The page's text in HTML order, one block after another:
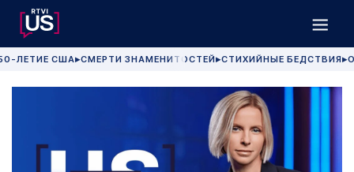
ЛЕТИЕ США▶СМЕРТИ ЗНАМЕНИТОСТЕЙ▶СТИХИЙНЫЕ БЕДСТВИЯ▶